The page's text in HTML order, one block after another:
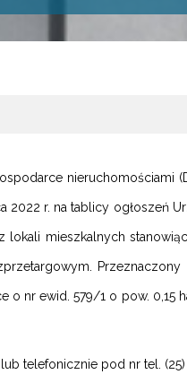
nieruchomościami
2022 r. na tablicy ogłoszeń
lokali mieszkalnych
o nr ewid. 579/1 o pow. 0,15
telefonicznie pod nr tel. (25)